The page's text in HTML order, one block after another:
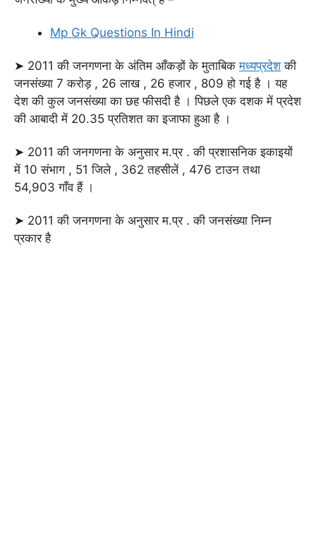
Mp Gk Questions In Hindi
➤ 2011 की जनगणना के अंतिम आँकड़ों के मुताबिकमध्यप्रदेशकी
जनसंख्या 7 करोड़ , 26 लाख , 26 हजार , 809 हो गई है । यह
देश की कुल जनसंख्या का छह फीसदी है । पिछले एक दशक में प्रदेश
की आबादी में 20.35 प्रतिशत का इजाफा हुआ है ।
➤ 2011 की जनगणना के अनुसार म.प्र . की प्रशासनिक इकाइयों
में 10 संभाग , 51 जिले , 362 तहसीलें , 476 टाउन तथा
54,903 गाँव हैं ।
➤ 2011 की जनगणना के अनुसार म.प्र . की जनसंख्या निम्न
प्रकार है